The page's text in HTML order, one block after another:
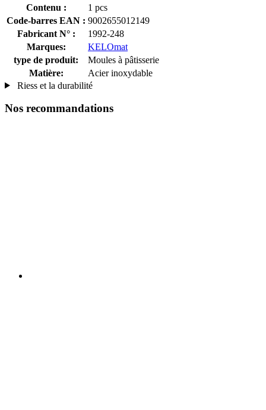
Contenu :
1 pcs
Code-barres EAN : 9002655012149
Fabricant N° :
1992-248
Marques:
KELOmat
type de produit:
Moules à pâtisserie
Matière:
Acier inoxydable
Riess et la durabilité
Nos recommandations